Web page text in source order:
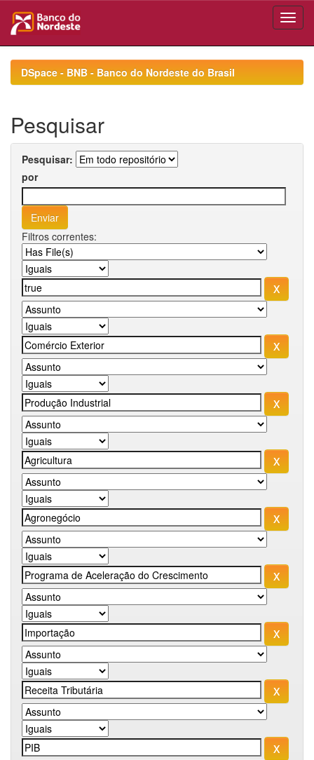
navigationDSpace - BNB - Banco do Nordeste do Brasil
Pesquisar
Pesquisar:
por
Filtros correntes: